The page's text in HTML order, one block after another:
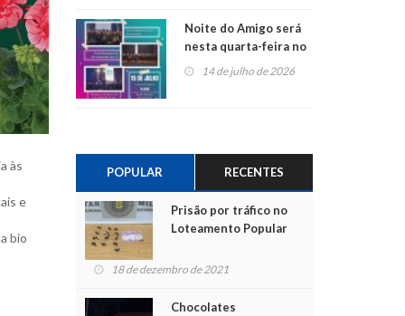
às
e
bio
Noite do Amigo será
nesta quarta-feira no
Centro de Cultura de
14 de julho de 2026
POPULAR RECENTES
Prisão por tráfico no
Loteamento Popular
18 de dezembro de 2021
Chocolates